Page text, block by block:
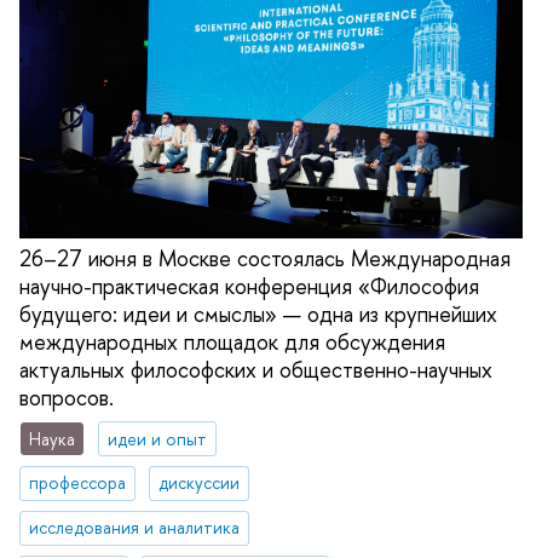
26–27 июня в Москве состоялась Международная
научно-практическая конференция «Философия
будущего: идеи и смыслы» — одна из крупнейших
международных площадок для обсуждения
актуальных философских и общественно-научных
вопросов.
Наука
идеи и опыт
профессора
дискуссии
исследования и аналитика